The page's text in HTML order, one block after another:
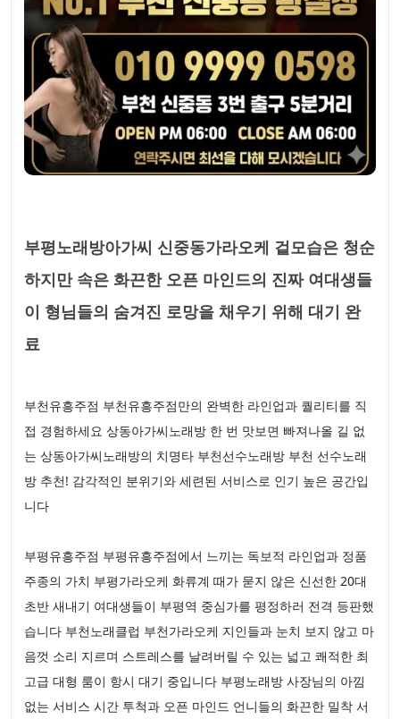
부평노래방아가씨 신중동가라오케 겉모습은 청순
하지만 속은 화끈한 오픈 마인드의 진짜 여대생들
이 형님들의 숨겨진 로망을 채우기 위해 대기 완
료
부천유흥주점 부천유흥주점만의 완벽한 라인업과 퀄리티를 직
접 경험하세요 상동아가씨노래방 한 번 맛보면 빠져나올 길 없
는 상동아가씨노래방의 치명타 부천선수노래방 부천 선수노래
방 추천! 감각적인 분위기와 세련된 서비스로 인기 높은 공간입
니다
부평유흥주점 부평유흥주점에서 느끼는 독보적 라인업과 정품
주종의 가치 부평가라오케 화류계 때가 묻지 않은 신선한 20대
초반 새내기 여대생들이 부평역 중심가를 평정하러 전격 등판했
습니다 부천노래클럽 부천가라오케 지인들과 눈치 보지 않고 마
음껏 소리 지르며 스트레스를 날려버릴 수 있는 넓고 쾌적한 최
고급 대형 룸이 항시 대기 중입니다 부평노래방 사장님의 아낌
없는 서비스 시간 투척과 오픈 마인드 언니들의 화끈한 밀착 서